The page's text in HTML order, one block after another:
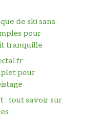
de ski sans
pour
tranquille
pour
: tout savoir sur